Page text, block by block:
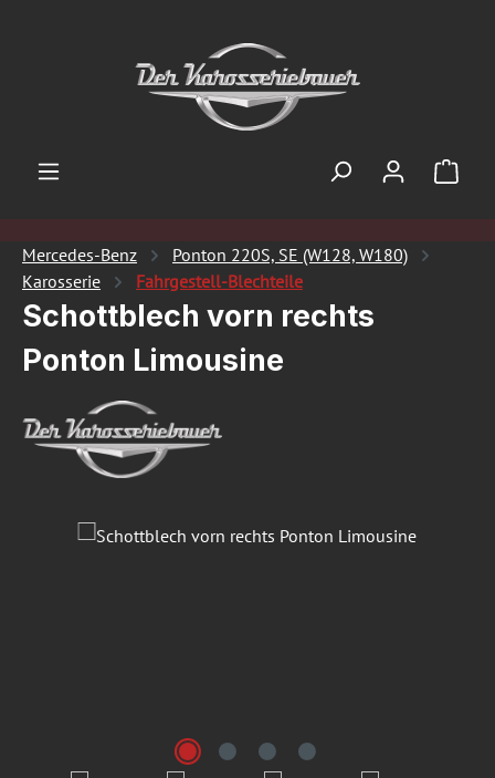
Mercedes-Benz
Ponton 220S, SE (W128, W180)
Karosserie
Fahrgestell-Blechteile
Schottblech vorn rechts
Ponton Limousine
Bildergalerie überspringen